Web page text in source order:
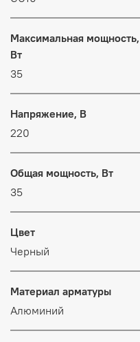
Максимальная мощность,
Вт
35
Напряжение, В
220
Общая мощность, Вт
35
Цвет
Черный
Материал арматуры
Алюминий